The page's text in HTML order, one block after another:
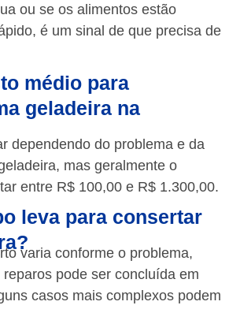
ou se os alimentos estão
é um sinal de que precisa de
médio para
geladeira na
dependendo do problema e da
mas geralmente o
entre R$ 100,00 e R$ 1.300,00.
leva para consertar
varia conforme o problema,
pode ser concluída em
casos mais complexos podem